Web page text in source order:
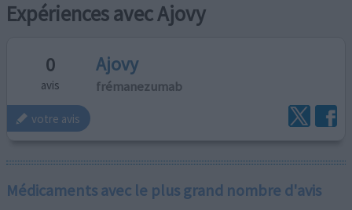
Expériences avec Ajovy
0
avis
Ajovy
frémanezumab
votre avis
Médicaments avec le plus grand nombre d'avis